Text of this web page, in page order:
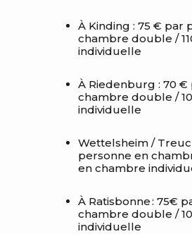
À Kinding : 75 € par
chambre double /
individuelle
À Riedenburg : 70 €
chambre double /
individuelle
Wettelsheim /
personne en
en chambre
À Ratisbonne : 75€
chambre double /
individuelle